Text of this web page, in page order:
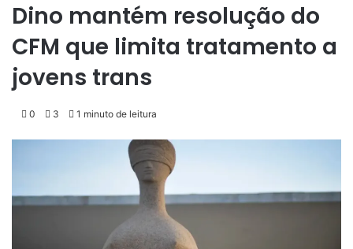
Dino mantém resolução do
CFM que limita tratamento a
jovens trans
0 3 1 minuto de leitura